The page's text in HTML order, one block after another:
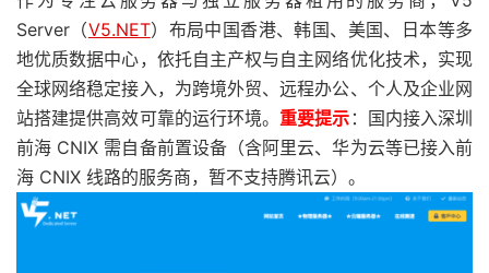
Server（V5.NET）布局中国香港、韩国、美国、日本等多
地优质数据中心，依托自主产权与自主网络优化技术，实现
全球网络稳定接入，为跨境外贸、远程办公、个人及企业网
站搭建提供高效可靠的运行环境。重要提示 ：国内接入深圳
前海 CNIX 需自备前置设备（含阿里云、华为云等已接入前
海 CNIX 线路的服务商，暂不支持腾讯云）。